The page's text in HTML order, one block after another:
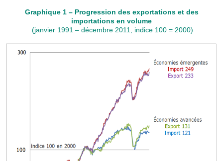
Graphique 1 – Progression des exportations et des
importations en volume
(janvier 1991 – décembre 2011, indice 100 = 2000)